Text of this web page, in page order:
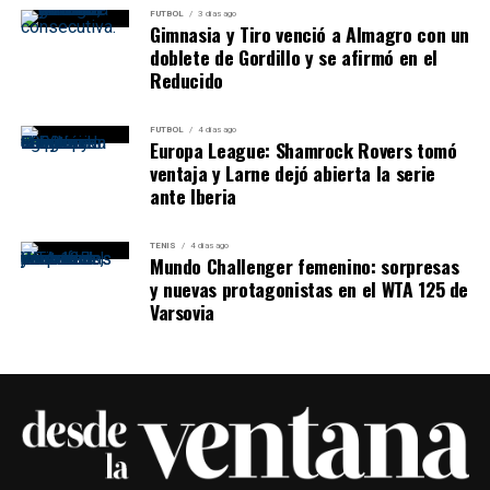
FUTBOL 3 días ago
Gimnasia y Tiro venció a Almagro con un
doblete de Gordillo y se afirmó en el
Reducido
FUTBOL 4 días ago
Europa League: Shamrock Rovers tomó
ventaja y Larne dejó abierta la serie
ante Iberia
TENIS 4 días ago
Mundo Challenger femenino: sorpresas
y nuevas protagonistas en el WTA 125 de
Varsovia